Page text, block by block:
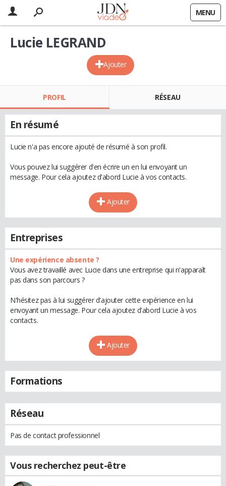
MENU
Ajouter
Lucie LEGRAND
PROFIL RÉSEAU
En résumé
Lucie n'a pas encore ajouté de résumé à son profil.
Vous pouvez lui suggérer d'en écrire un en lui envoyant un
message. Pour cela ajoutez d'abord Lucie à vos contacts.
Ajouter
Entreprises
Une expérience absente ?
Vous avez travaillé avec Lucie dans une entreprise qui n'apparaît
pas dans son parcours ?
N'hésitez pas à lui suggérer d'ajouter cette expérience en lui
envoyant un message. Pour cela ajoutez d'abord Lucie à vos
contacts.
Ajouter
Formations
Réseau
Pas de contact professionnel
Vous recherchez peut-être